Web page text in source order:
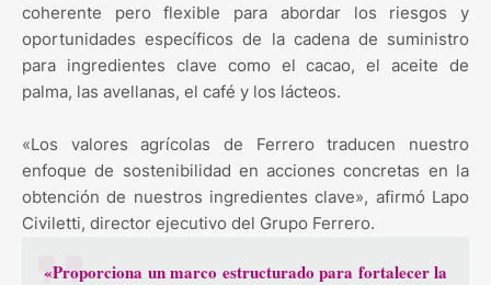
coherente pero flexible para abordar los riesgos y
oportunidades específicos de la cadena de suministro
para ingredientes clave como el cacao, el aceite de
palma, las avellanas, el café y los lácteos.
«Los valores agrícolas de Ferrero traducen nuestro
enfoque de sostenibilidad en acciones concretas en la
obtención de nuestros ingredientes clave», afirmó Lapo
Civiletti, director ejecutivo del Grupo Ferrero.
«Proporciona un marco estructurado para fortalecer la